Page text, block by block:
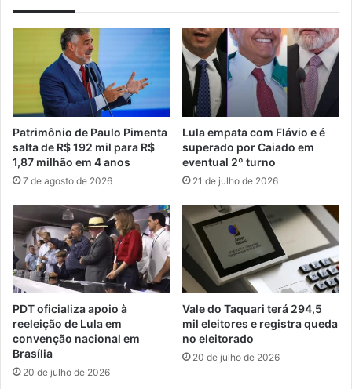
Patrimônio de Paulo Pimenta
salta de R$ 192 mil para R$
1,87 milhão em 4 anos
7 de agosto de 2026
Lula empata com Flávio e é
superado por Caiado em
eventual 2º turno
21 de julho de 2026
PDT oficializa apoio à
reeleição de Lula em
convenção nacional em
Brasília
20 de julho de 2026
Vale do Taquari terá 294,5
mil eleitores e registra queda
no eleitorado
20 de julho de 2026